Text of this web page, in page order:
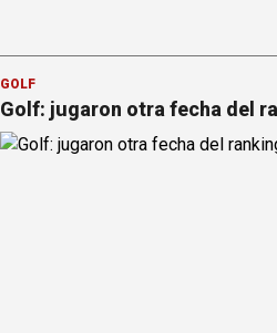
GOLF
Golf: jugaron otra fecha del